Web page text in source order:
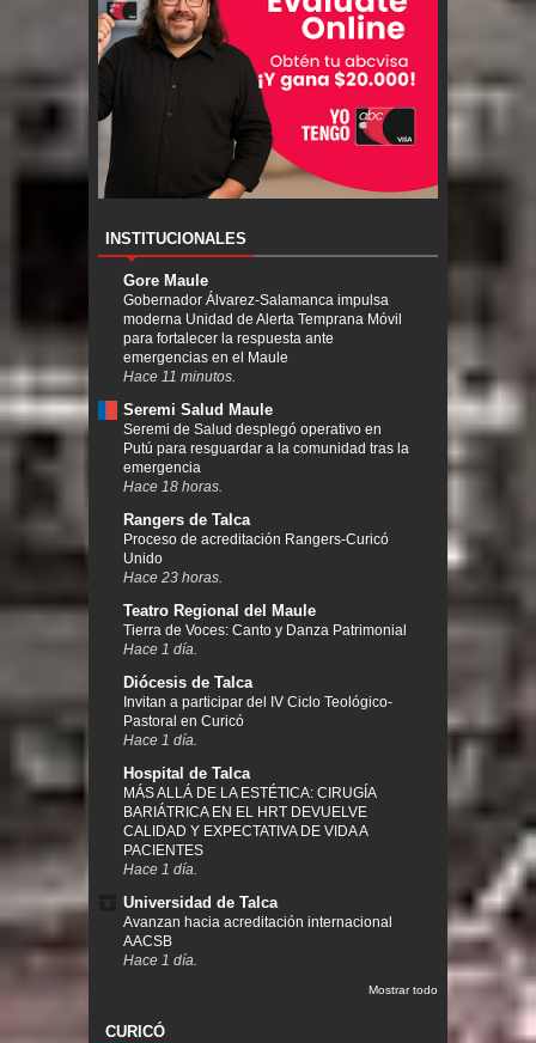
INSTITUCIONALES
Gore Maule
Gobernador Álvarez-Salamanca impulsa
moderna Unidad de Alerta Temprana Móvil
para fortalecer la respuesta ante
emergencias en el Maule
Hace 11 minutos.
Seremi Salud Maule
Seremi de Salud desplegó operativo en
Putú para resguardar a la comunidad tras la
emergencia
Hace 18 horas.
Rangers de Talca
Proceso de acreditación Rangers-Curicó
Unido
Hace 23 horas.
Teatro Regional del Maule
Tierra de Voces: Canto y Danza Patrimonial
Hace 1 día.
Diócesis de Talca
Invitan a participar del IV Ciclo Teológico-
Pastoral en Curicó
Hace 1 día.
Hospital de Talca
MÁS ALLÁ DE LA ESTÉTICA: CIRUGÍA
BARIÁTRICA EN EL HRT DEVUELVE
CALIDAD Y EXPECTATIVA DE VIDA A
PACIENTES
Hace 1 día.
Universidad de Talca
Avanzan hacia acreditación internacional
AACSB
Hace 1 día.
Mostrar todo
CURICÓ